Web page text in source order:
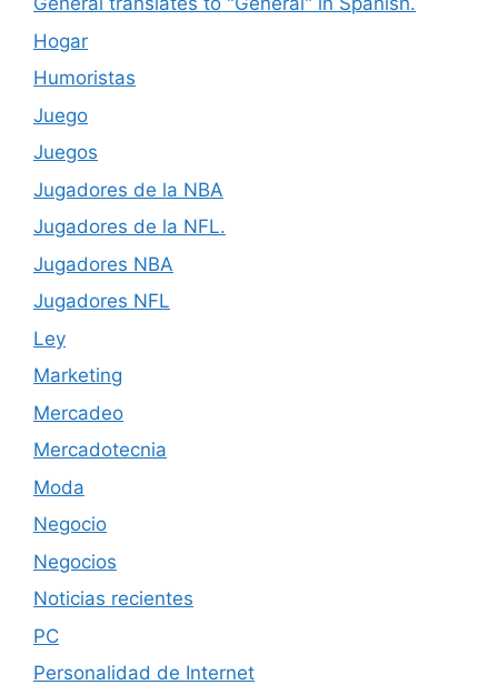
Hogar
Humoristas
Juego
Juegos
Jugadores de la NBA
Jugadores de la NFL.
Jugadores NBA
Jugadores NFL
Ley
Marketing
Mercadeo
Mercadotecnia
Moda
Negocio
Negocios
Noticias recientes
PC
Personalidad de Internet